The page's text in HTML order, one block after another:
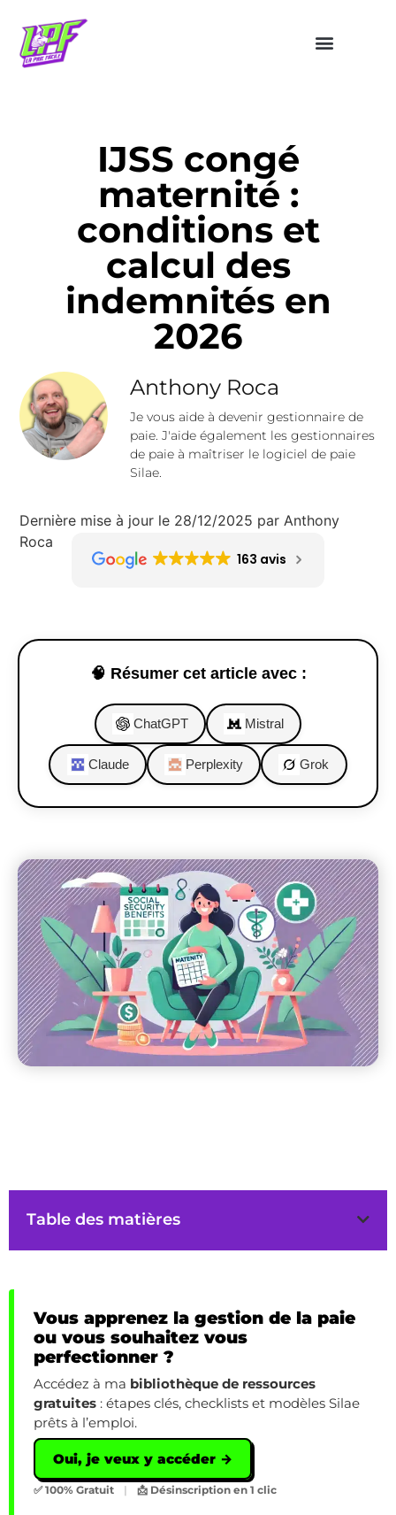
IJSS congé
maternité :
conditions et
calcul des
indemnités en
2026
Anthony Roca
Je vous aide à devenir gestionnaire de
paie. J'aide également les gestionnaires
de paie à maîtriser le logiciel de paie
Silae.
Dernière mise à jour le 28/12/2025 par Anthony
Roca
163 avis
🧠 Résumer cet article avec :
ChatGPT Mistral
Claude Perplexity Grok
Table des matières
Vous apprenez la gestion de la paie
ou vous souhaitez vous
perfectionner ?
Accédez à ma bibliothèque de ressources
gratuites : étapes clés, checklists et modèles Silae
prêts à l’emploi.
Oui, je veux y accéder →
✅ 100% Gratuit | 📩 Désinscription en 1 clic